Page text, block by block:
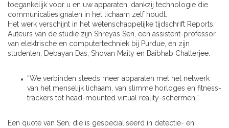
toegankelijk voor u en uw apparaten, dankzij technologie die
communicatiesignalen in het lichaam zelf houdt.
Het werk verschijnt in het wetenschappelijke tijdschrift Reports.
Auteurs van de studie zijn Shreyas Sen, een assistent-professor
van elektrische en computertechniek bij Purdue, en zijn
studenten, Debayan Das, Shovan Maity en Baibhab Chatterjee.
“We verbinden steeds meer apparaten met het netwerk
van het menselijk lichaam, van slimme horloges en fitness-
trackers tot head-mounted virtual reality-schermen.”
Een quote van Sen, die is gespecialiseerd in detectie- en